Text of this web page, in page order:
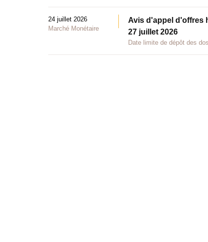
24 juillet 2026
Marché Monétaire
Avis d'appel d'offres
27 juillet 2026
Date limite de dépôt des